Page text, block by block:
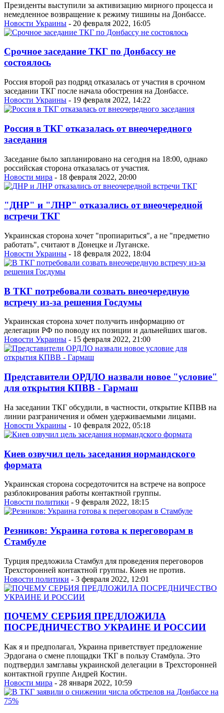
Президенты выступили за активизацию мирного процесса и
немедленное возвращение к режиму тишины на Донбассе.
Новости Украины - 20 февраля 2022, 16:05
Срочное заседание ТКГ по Донбассу не
состоялось
Россия второй раз подряд отказалась от участия в срочном
заседании ТКГ после начала обострения на Донбассе.
Новости Украины - 19 февраля 2022, 14:22
Россия в ТКГ отказалась от внеочередного
заседания
Заседание было запланировано на сегодня на 18:00, однако
российская сторона отказалась от участия.
Новости мира - 18 февраля 2022, 20:00
"ДНР" и "ЛНР" отказались от внеочередной
встречи ТКГ
Украинская сторона хочет "пропиариться", а не "предметно
работать", считают в Донецке и Луганске.
Новости Украины - 18 февраля 2022, 18:04
В ТКГ потребовали созвать внеочередную
встречу из-за решения Госдумы
Украинская сторона хочет получить информацию от
делегации РФ по поводу их позиции и дальнейших шагов.
Новости Украины - 15 февраля 2022, 21:00
Представители ОРДЛО назвали новое "условие"
для открытия КПВВ - Гармаш
На заседании ТКГ обсудили, в частности, открытие КПВВ на
линии разграничения и обмен удерживаемыми лицами.
Новости Украины - 10 февраля 2022, 05:18
Киев озвучил цель заседания нормандского
формата
Украинская сторона сосредоточится на встрече на вопросе
разблокирования работы контактной группы.
Новости политики - 9 февраля 2022, 18:15
Резников: Украина готова к переговорам в
Стамбуле
Турция предложила Стамбул для проведения переговоров
Трехсторонней контактной группы. Киев не против.
Новости политики - 3 февраля 2022, 12:01
ПОЧЕМУ СЕРБИЯ ПРЕДЛОЖИЛА
ПОСРЕДНИЧЕСТВО УКРАИНЕ И РОССИИ
Как я и предполагал, Украина приветствует предложение
Эрдогана о смене площадки ТКГ в пользу Стамбула. Это
подтвердил замглавы украинской делегации в Трехсторонней
контактной группе Андрей Костин.
Новости мира - 28 января 2022, 10:59